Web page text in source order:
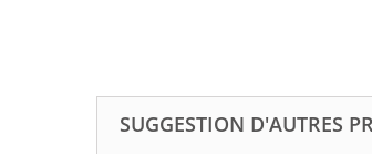
SUGGESTION D'AUTRES